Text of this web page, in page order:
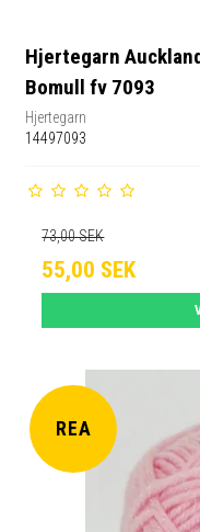
Hjertegarn
Bomull fv 7093
Hjertegarn
14497093
73,00 SEK
55,00 SEK
REA